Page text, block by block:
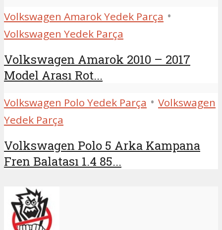
Volkswagen Amarok Yedek Parça •
Volkswagen Yedek Parça
Volkswagen Amarok 2010 – 2017
Model Arası Rot...
Volkswagen Polo Yedek Parça • Volkswagen
Yedek Parça
Volkswagen Polo 5 Arka Kampana
Fren Balatası 1.4 85...